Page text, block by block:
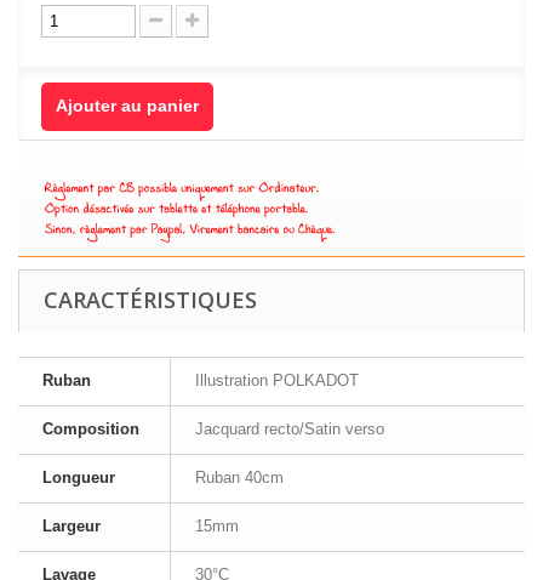
Ajouter au panier
CARACTÉRISTIQUES
Ruban Illustration POLKADOT
Composition Jacquard recto/Satin verso
Longueur Ruban 40cm
Largeur 15mm
Lavage 30°C